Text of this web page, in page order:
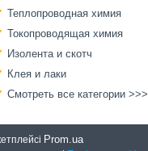
Теплопроводная химия
Токопроводящая химия
Изолента и скотч
Клея и лаки
Смотреть все категории >>>
Prom.ua